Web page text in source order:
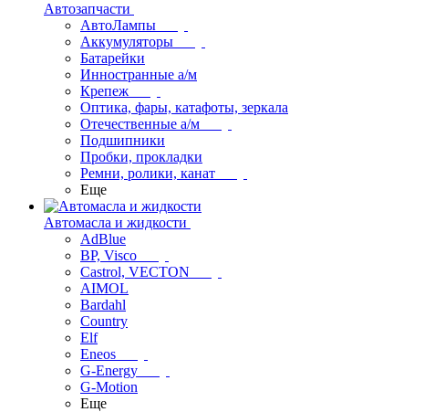
Автозапчасти
АвтоЛампы
Аккумуляторы
Батарейки
Инностранные а/м
Крепеж
Оптика, фары, катафоты, зеркала
Отечественные а/м
Подшипники
Пробки, прокладки
Ремни, ролики, канат
Еще
Автомасла и жидкости
AdBlue
BP, Visco
Castrol, VECTON
AIMOL
Bardahl
Country
Elf
Eneos
G-Energy
G-Motion
Еще